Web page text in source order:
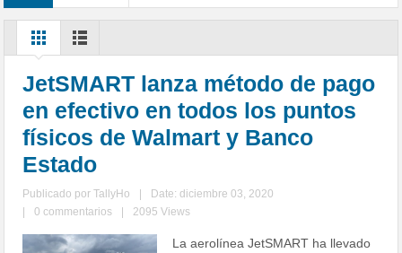
JetSMART lanza método de pago
en efectivo en todos los puntos
físicos de Walmart y Banco
Estado
Publicado porTallyHo
Date: diciembre 03, 2020
0 commentarios 2095 Views
La aerolínea JetSMART ha llevado